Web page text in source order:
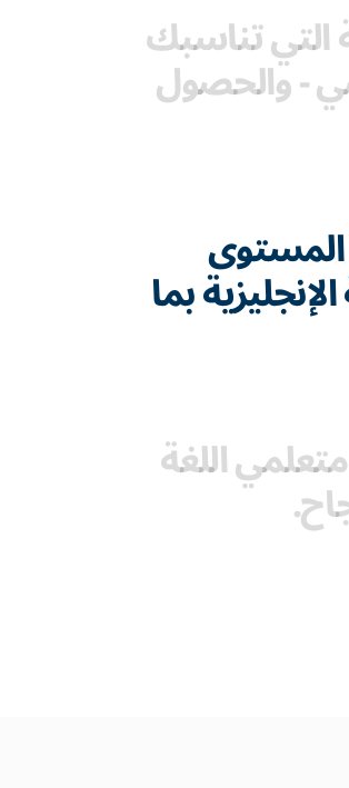
تناسبك
- والحصول
المستوى
بما
اللغة